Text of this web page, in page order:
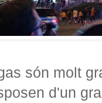
són molt
d'un